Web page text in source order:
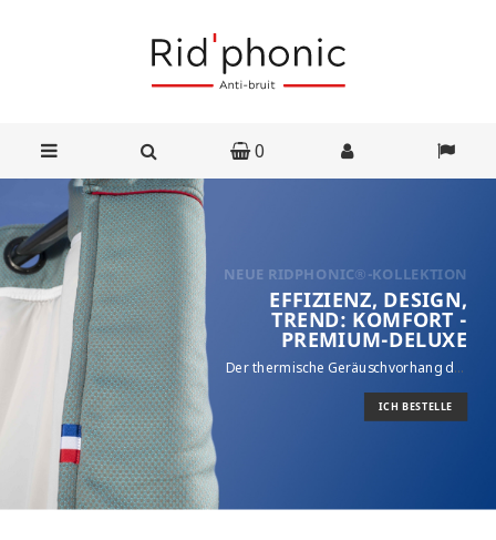
0
EFFIZIENZ, DESIGN,
TREND: KOMFORT -
PREMIUM-DELUXE
Der thermische Geräuschvorhang der
bis zu 15 Dezibel reduziert
ICH BESTELLE